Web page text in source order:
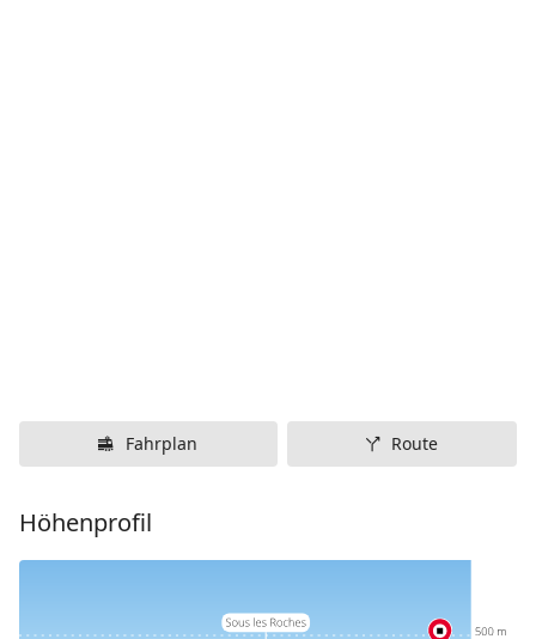
Fahrplan Route
Höhenprofil